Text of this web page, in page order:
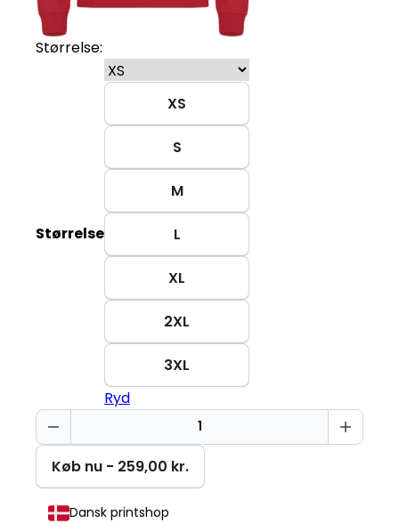
Størrelse:
Størrelse
XS
S
M
L
XL
2XL
3XL
Ryd
Keep
smiling
Miami
Roundneck
antal
Køb nu - 259,00 kr.
Dansk printshop